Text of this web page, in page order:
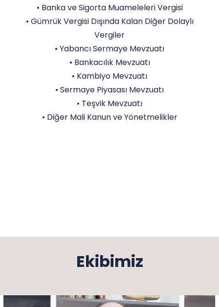
• Banka ve Sigorta Muameleleri Vergisi
• Gümrük Vergisi Dışında Kalan Diğer Dolaylı
Vergiler
• Yabancı Sermaye Mevzuatı
• Bankacılık Mevzuatı
• Kambiyo Mevzuatı
• Sermaye Piyasası Mevzuatı
• Teşvik Mevzuatı
• Diğer Mali Kanun ve Yönetmelikler
Ekibimiz